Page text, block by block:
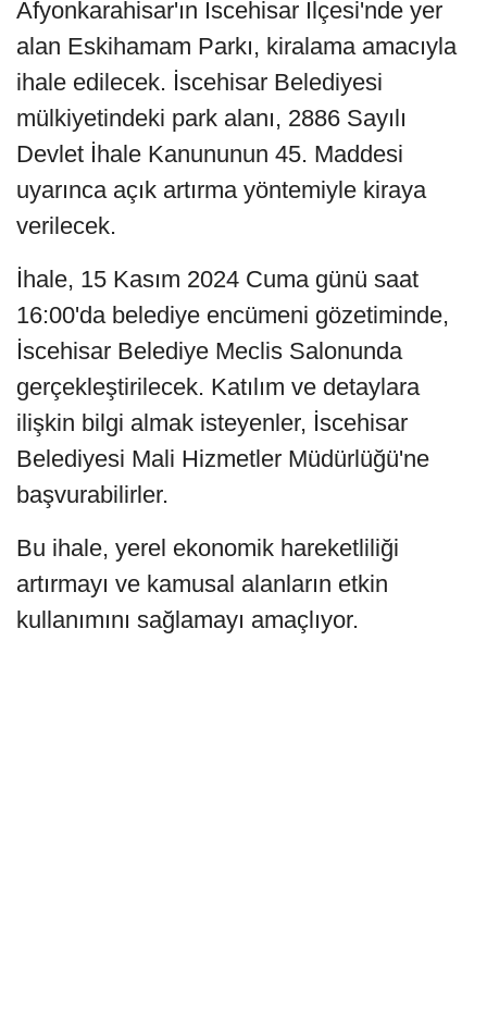
Afyonkarahisar'ın İscehisar İlçesi'nde yer
alan Eskihamam Parkı, kiralama amacıyla
ihale edilecek. İscehisar Belediyesi
mülkiyetindeki park alanı, 2886 Sayılı
Devlet İhale Kanununun 45. Maddesi
uyarınca açık artırma yöntemiyle kiraya
verilecek.
İhale, 15 Kasım 2024 Cuma günü saat
16:00'da belediye encümeni gözetiminde,
İscehisar Belediye Meclis Salonunda
gerçekleştirilecek. Katılım ve detaylara
ilişkin bilgi almak isteyenler, İscehisar
Belediyesi Mali Hizmetler Müdürlüğü'ne
başvurabilirler.
Bu ihale, yerel ekonomik hareketliliği
artırmayı ve kamusal alanların etkin
kullanımını sağlamayı amaçlıyor.